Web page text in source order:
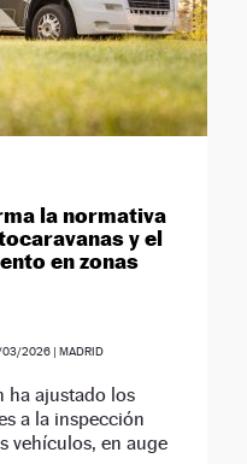
la normativa
y el
en zonas
03/2026 | MADRID
ha ajustado los
a la inspección
vehículos, en auge